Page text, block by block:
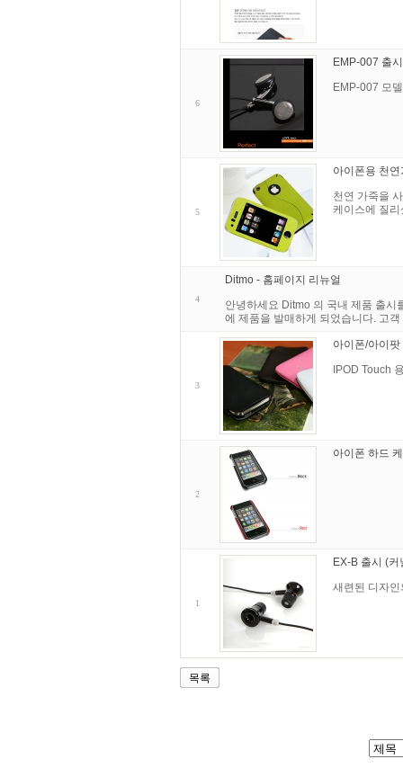
6
EMP-007 출
EMP-007 모
5
아이폰용 천
천연 가죽을
케이스에 질
4
Ditmo - 홈페이지 리뉴얼
안녕하세요 Ditmo 의 국내 제품 출시
에 제품을 발매하게 되었습니다. 고
3
아이폰/아이
IPOD Touch
2
아이폰 하드
1
EX-B 출시 (
새련된 디자
목록